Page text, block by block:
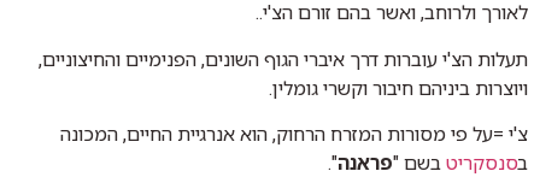
לאורך ולרוחב, ואשר בהם זורם הצ'י..
תעלות הצ'י עוברות דרך איברי הגוף השונים, הפנימיים והחיצוניים,
ויוצרות ביניהם חיבור וקשרי גומלין.
צ'י =על פי מסורות המזרח הרחוק, הוא אנרגיית החיים, המכונה
בסנסקריט בשם "פראנה".